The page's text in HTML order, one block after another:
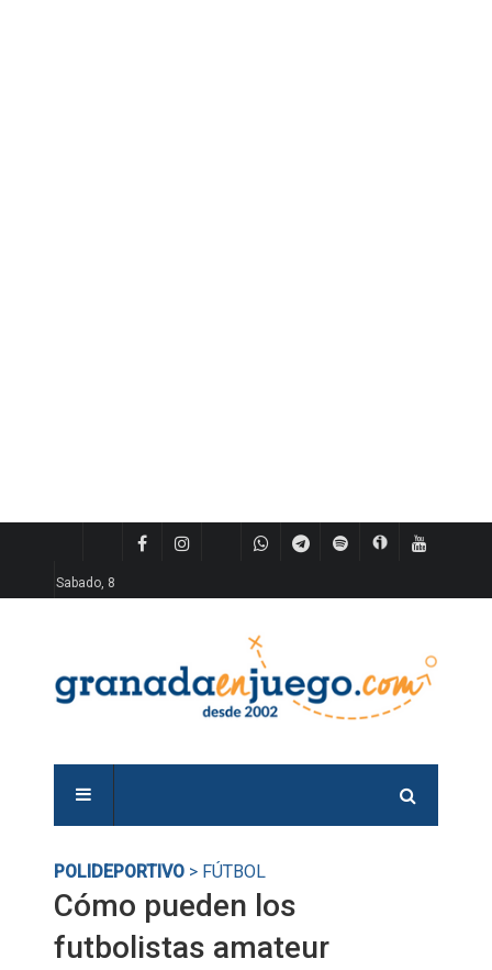
Sabado, 8
POLIDEPORTIVO > FÚTBOL
Cómo pueden los
futbolistas amateur